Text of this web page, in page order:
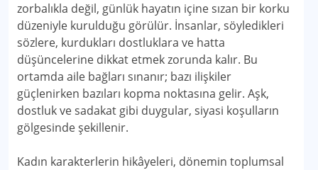
zorbalıkla değil, günlük hayatın içine sızan bir korku
düzeniyle kurulduğu görülür. İnsanlar, söyledikleri
sözlere, kurdukları dostluklara ve hatta
düşüncelerine dikkat etmek zorunda kalır. Bu
ortamda aile bağları sınanır; bazı ilişkiler
güçlenirken bazıları kopma noktasına gelir. Aşk,
dostluk ve sadakat gibi duygular, siyasi koşulların
gölgesinde şekillenir.
Kadın karakterlerin hikâyeleri, dönemin toplumsal